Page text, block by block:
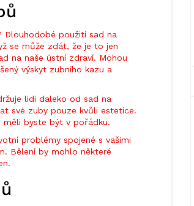
Dlouhodobé použití sad na
se může zdát, že je to jen
na naše ústní zdraví. Mohou
výskyt zubního kazu a
lidi daleko od sad na
své zuby pouze kvůli estetice.
měli byste být v pořádku.
problémy spojené s vašimi
Bělení by mohlo některé